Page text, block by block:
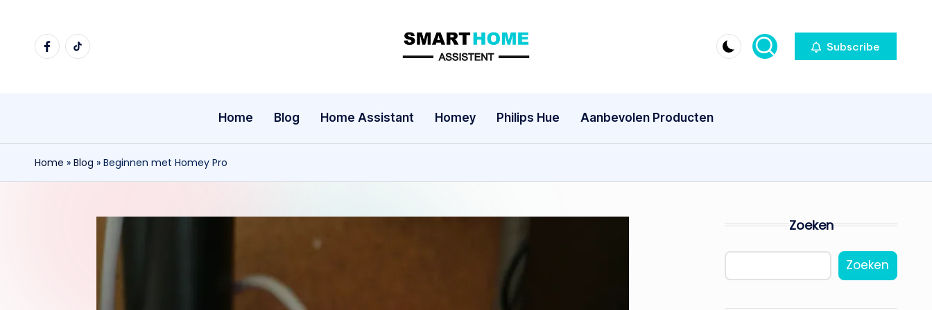
facebook
tiktok
S
a
rt
h
Subscribe
Home Blog Home Assistant Homey Philips Hue Aanbevolen Producten
Home » Blog » Beginnen met Homey Pro
Zoeken
Zoeken